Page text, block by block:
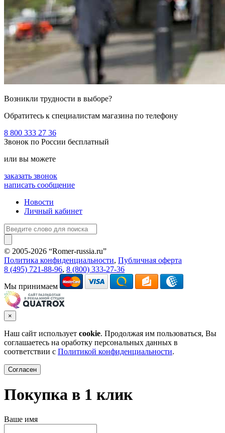
Возникли трудности в выборе?
Обратитесь к специалистам магазина по телефону
8 800 333 27 36
Звонок по России бесплатный
или вы можете
заказать звонок
написать сообщение
Новости
Личный кабинет
© 2005-2026 “Romer-russia.ru”
Политика конфиденциальности, Публичная оферта
8 (495) 721-88-96, 8 (800) 333-27-36
Мы принимаем
×
Наш сайт использует cookie. Продолжая им пользоваться, Вы
соглашаетесь на оработку персональных данных в
соответствии с Политикой конфиденциальности.
Согласен
Покупка в 1 клик
Ваше имя